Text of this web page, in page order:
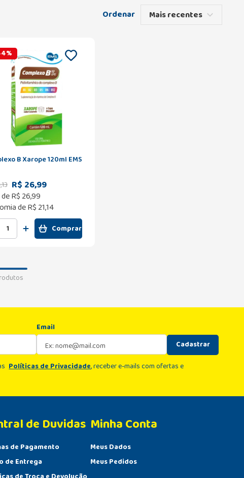
Mais recentes
%
B Xarope 120ml EMS
,13 R$ 26,99
R$ 26,99
deR$ 21,14
Comprar
Email
Cadastrar
Políticas de Privacidade, receber e-mails com ofertas e
de Duvidas
de Pagamento
de Entrega
Minha Conta
Meus Dados
Meus Pedidos